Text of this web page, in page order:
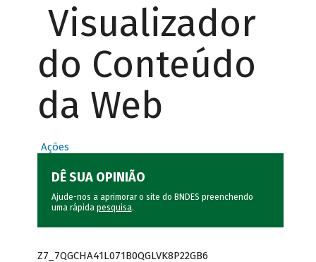
Visualizador
do Conteúdo
da Web
Ações
DÊ SUA OPINIÃO
Ajude-nos a aprimorar o site do BNDES preenchendo
uma rápida pesquisa.
Z7_7QGCHA41L071B0QGLVK8P22GB6